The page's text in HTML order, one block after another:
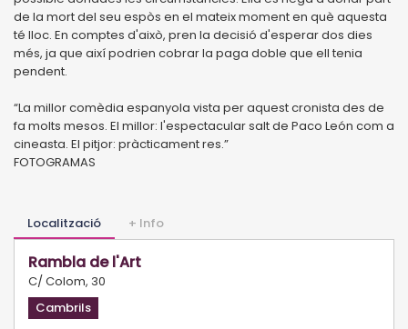
de la mort del seu espòs en el mateix moment en què aquesta
té lloc. En comptes d'això, pren la decisió d'esperar dos dies
més, ja que així podrien cobrar la paga doble que ell tenia
pendent.
“La millor comèdia espanyola vista per aquest cronista des de
fa molts mesos. El millor: l'espectacular salt de Paco León com a
cineasta. El pitjor: pràcticament res.”
FOTOGRAMAS
Localització + Info
Rambla de l'Art
C/ Colom, 30
Cambrils